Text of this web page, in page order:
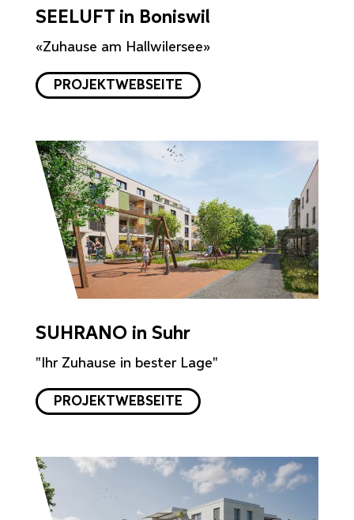
SEELUFT in Boniswil
«Zuhause am Hallwilersee»
PROJEKTWEBSEITE
SUHRANO in Suhr
"Ihr Zuhause in bester Lage"
PROJEKTWEBSEITE